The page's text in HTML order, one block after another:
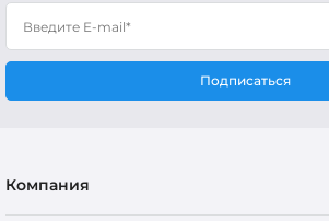
Подписаться
Компания